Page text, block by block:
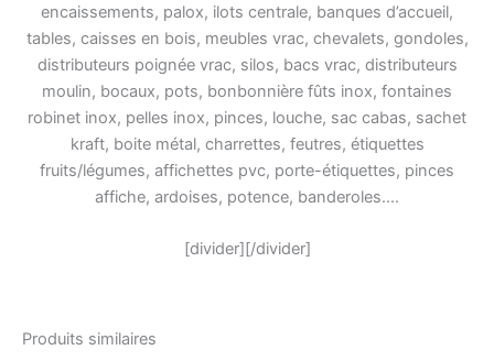
encaissements, palox, ilots centrale, banques d’accueil,
tables, caisses en bois, meubles vrac, chevalets, gondoles,
distributeurs poignée vrac, silos, bacs vrac, distributeurs
moulin, bocaux, pots, bonbonnière fûts inox, fontaines
robinet inox, pelles inox, pinces, louche, sac cabas, sachet
kraft, boite métal, charrettes, feutres, étiquettes
fruits/légumes, affichettes pvc, porte-étiquettes, pinces
affiche, ardoises, potence, banderoles….
[divider][/divider]
Produits similaires